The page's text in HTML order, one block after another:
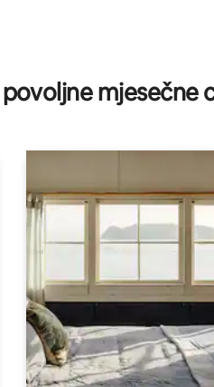
mjesečne